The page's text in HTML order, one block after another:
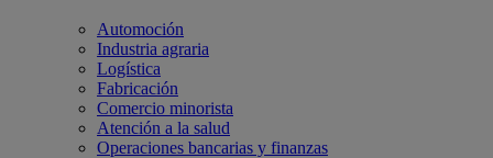
Automoción
Industria agraria
Logística
Fabricación
Comercio minorista
Atención a la salud
Operaciones bancarias y finanzas